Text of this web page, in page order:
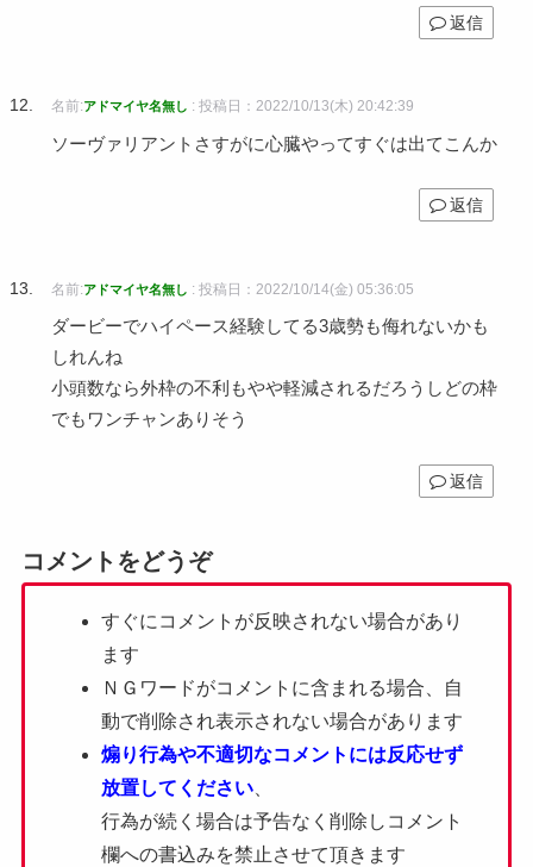
返信
名前:アドマイヤ名無し : 投稿日：2022/10/13(木) 20:42:39
ソーヴァリアントさすがに心臓やってすぐは出てこんか
返信
名前:アドマイヤ名無し : 投稿日：2022/10/14(金) 05:36:05
ダービーでハイペース経験してる3歳勢も侮れないかも
しれんね
小頭数なら外枠の不利もやや軽減されるだろうしどの枠
でもワンチャンありそう
返信
コメントをどうぞ
すぐにコメントが反映されない場合があり
ます
ＮＧワードがコメントに含まれる場合、自
動で削除され表示されない場合があります
煽り行為や不適切なコメントには反応せず
放置してください
行為が続く場合は予告なく削除しコメント
欄への書込みを禁止させて頂きます